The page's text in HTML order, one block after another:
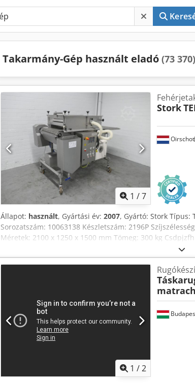
Takarmány-Gép használt eladó (73 370)
1 /7
Oirschot
Stork
Állapot: használt, Gyártási év: 2007, Gyártó: Stork Típus:
Sorozatszám: 10063138 Készletszám: 2196P
Méretek: 2100 x 1250 x 1500 mm Tömeg: 300 kg
1 /2